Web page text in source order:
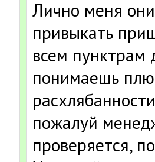
Лично меня
привыкать
всем пунктрам
понимаешь
пожалуй
проверяется,